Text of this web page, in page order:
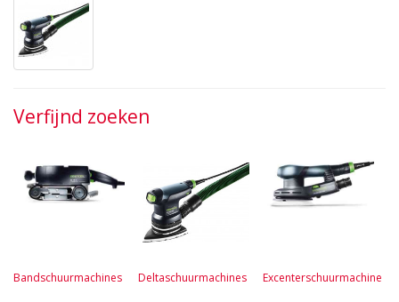
Verfijnd zoeken
Bandschuurmachines Deltaschuurmachines Excenterschuurmachine